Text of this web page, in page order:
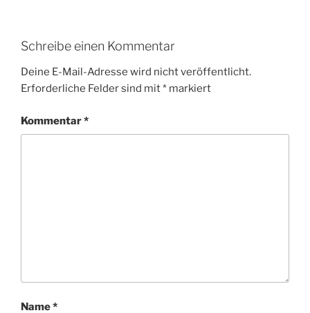
Schreibe einen Kommentar
Deine E-Mail-Adresse wird nicht veröffentlicht.
Erforderliche Felder sind mit* markiert
Kommentar*
Name*